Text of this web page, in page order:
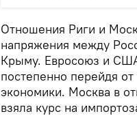
Отношения Риги и
напряжения между
Крыму. Евросоюз и США
постепенно перейдя
экономики. Москва в
взяла курс на